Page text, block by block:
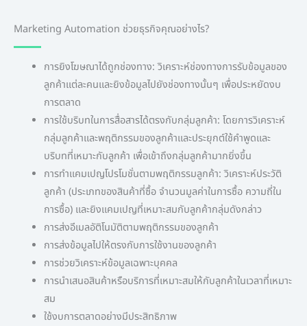
Marketing Automation ช่วยธุรกิจคุณอย่างไร?
การยิงโฆษณาได้ถูกช่องทาง: วิเคราะห์ช่องทางการรับข้อมูลของ
ลูกค้าแต่ละคนและยิงข้อมูลไปยังช่องทางนั้นๆ เพื่อประหยัดงบ
การตลาด
การใช้บริบทในการสื่อสารได้ตรงกับกลุ่มลูกค้า: โดยการวิเคราะห์
กลุ่มลูกค้าและพฤติกรรมของลูกค้าและประยุกต์ใช้คำพูดและ
บริบทที่เหมาะกับลูกค้า เพื่อเข้าถึงกลุ่มลูกค้ามากยิ่งขึ้น
การทำแคมเปญโปรโมชั่นตามพฤติกรรมลูกค้า: วิเคราะห์ประวัติ
ลูกค้า (ประเภทของสินค้าที่ซื้อ จำนวนมูลค่าในการซื้อ ความถี่ใน
การซื้อ) และยิงแคมเปญที่เหมาะสมกับลูกค้ากลุ่มดังกล่าว
การส่งอีเมลอัติโนมัติตามพฤติกรรมของลูกค้า
การส่งข้อมูลไปให้ตรงกับการใช้งานของลูกค้า
การช่วยวิเคราะห์ข้อมูลเฉพาะบุคคล
การนำเสนอสินค้าหรือบริการที่เหมาะสมให้กับลูกค้าในเวลาที่เหมาะ
สม
ใช้งบการตลาดอย่างมีประสิทธิภาพ